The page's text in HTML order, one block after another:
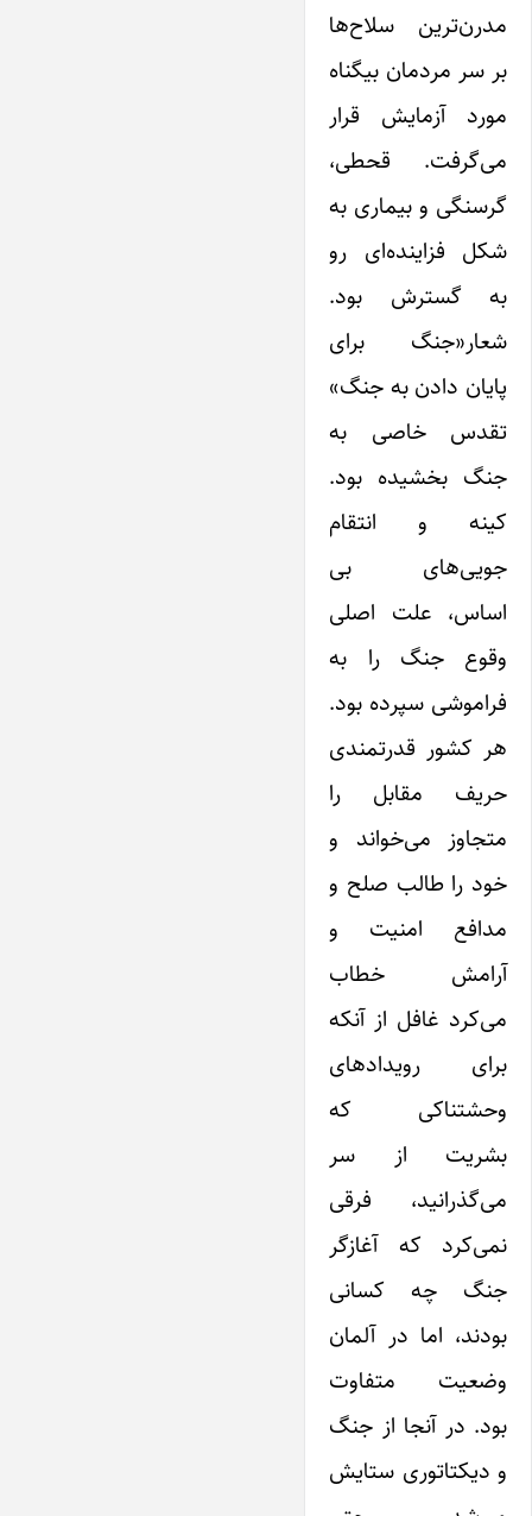
مدرن‌ترین سلاح‌ها
بر سر مردمان بیگناه
مورد آزمایش قرار
می‌گرفت. قحطی،
گرسنگی و بیماری به
شکل فزاینده‌ای رو
به گسترش بود.
شعار«جنگ برای
پایان دادن به جنگ»
تقدس خاصی به
جنگ‌ بخشیده بود.
کینه و انتقام
جویی‌های بی
اساس، علت اصلی
وقوع جنگ را به
فراموشی سپرده بود.
هر کشور قدرتمندی
حریف مقابل را
متجاوز می‌خواند و
خود را طالب صلح‌ و
مدافع امنیت و
آرامش خطاب
می‌کرد غافل از آنکه
برای رویدادهای
وحشتناکی که
بشریت‌ از سر
می‌گذرانید، فرقی
نمی‌کرد که آغازگر
جنگ‌ چه کسانی
بودند‌‌‌‌، اما در آلمان
وضعیت متفاوت
بود. در آنجا از جنگ‌
و دیکتاتوری ستایش